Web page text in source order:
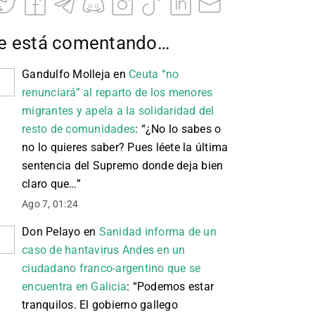
está comentando…
Gandulfo Molleja en Ceuta “no
renunciará” al reparto de los menores
migrantes y apela a la solidaridad del
resto de comunidades: “¿No lo sabes o
no lo quieres saber? Pues léete la última
sentencia del Supremo donde deja bien
claro que…”
Ago 7, 01:24
Don Pelayo en Sanidad informa de un
caso de hantavirus Andes en un
ciudadano franco-argentino que se
encuentra en Galicia: “Podemos estar
tranquilos. El gobierno gallego